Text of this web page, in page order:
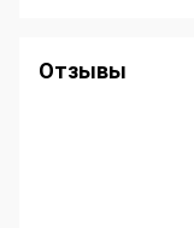
Отзывы